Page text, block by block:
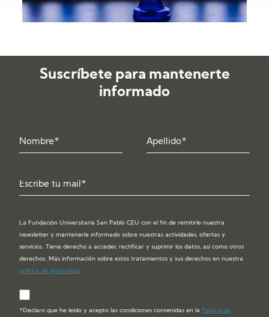
Suscríbete para mantenerte
informado
La Fundación Universitaria San Pablo CEU con el fin de remitirle nuestra
newsletter y mantenerle informado sobre nuestras actividades, ofertas y
servicios. Tiene derecho a acceder, rectificar y suprimir los datos, así como otros
derechos. Más información sobre estos tratamientos y sus derechos en nuestra
política de privacidad.
*Declaro que he leído y acepto las condiciones contenidas en la Política de